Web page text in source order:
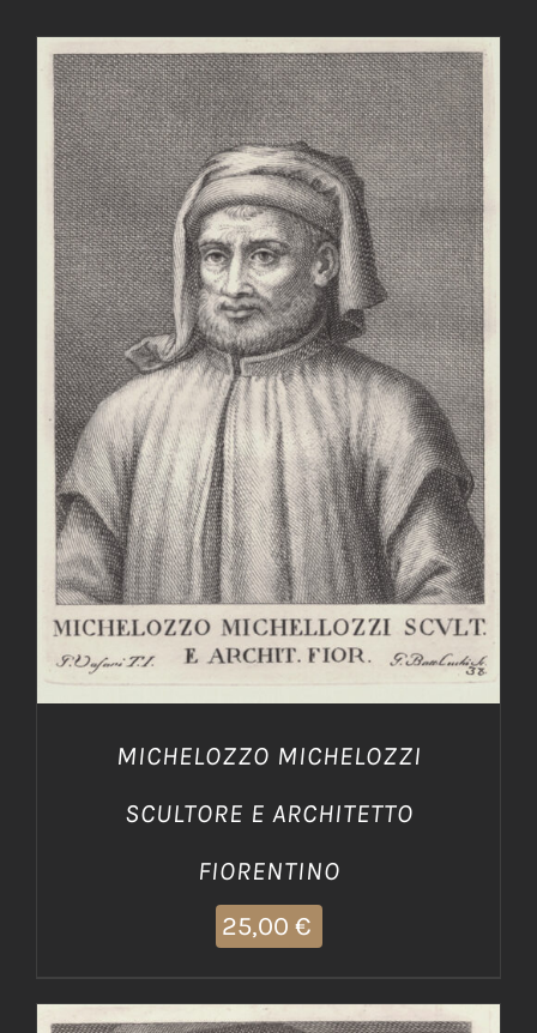
AGGIUNGI AL CARRELLO / DETTAGLI
MICHELOZZO MICHELOZZI
SCULTORE E ARCHITETTO
FIORENTINO
25,00 €